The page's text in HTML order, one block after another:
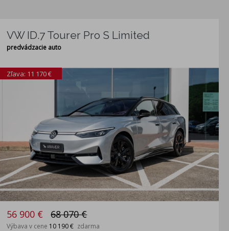
VW ID.7 Tourer Pro S Limited
predvádzacie auto
Zľava: 11 170 €
56 900 € 68 070 €
Výbava v cene 10 190 € zdarma